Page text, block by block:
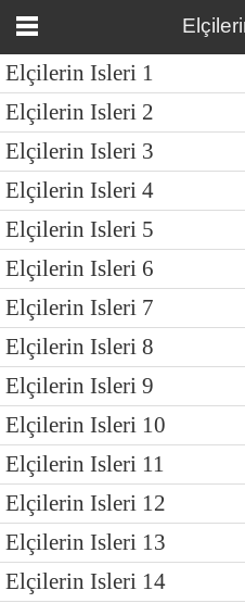
Elçilerin Isleri 1
Elçilerin Isleri 2
Elçilerin Isleri 3
Elçilerin Isleri 4
Elçilerin Isleri 5
Elçilerin Isleri 6
Elçilerin Isleri 7
Elçilerin Isleri 8
Elçilerin Isleri 9
Elçilerin Isleri 10
Elçilerin Isleri 11
Elçilerin Isleri 12
Elçilerin Isleri 13
Elçilerin Isleri 14